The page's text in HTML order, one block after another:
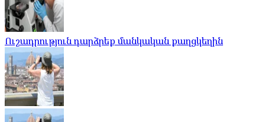
Ուշադրություն դարձրեք մանկական քաղցկեղին